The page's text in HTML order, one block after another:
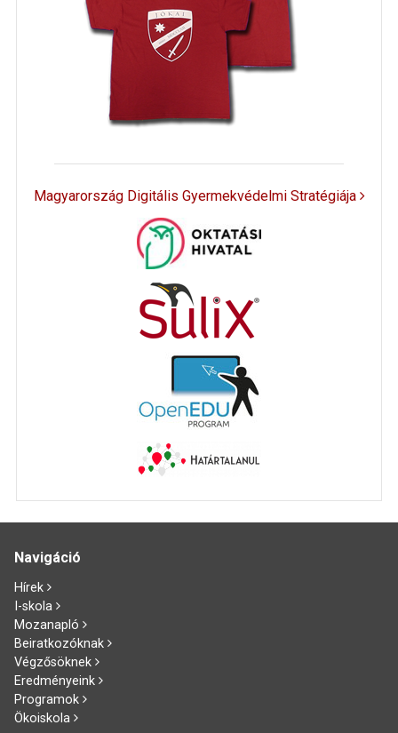
Magyarország Digitális Gyermekvédelmi Stratégiája
Navigáció
Hírek
I-skola
Mozanapló
Beiratkozóknak
Végzősöknek
Eredményeink
Programok
Ökoiskola